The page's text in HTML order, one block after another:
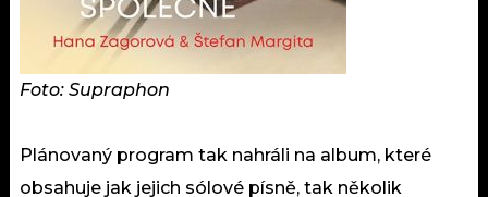
Foto: Supraphon
Plánovaný program tak nahráli na album, které
obsahuje jak jejich sólové písně, tak několik